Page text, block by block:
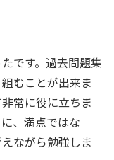
です。過去問題集
むことが出来ま
常に役に立ちま
、満点ではな
ながら勉強しま